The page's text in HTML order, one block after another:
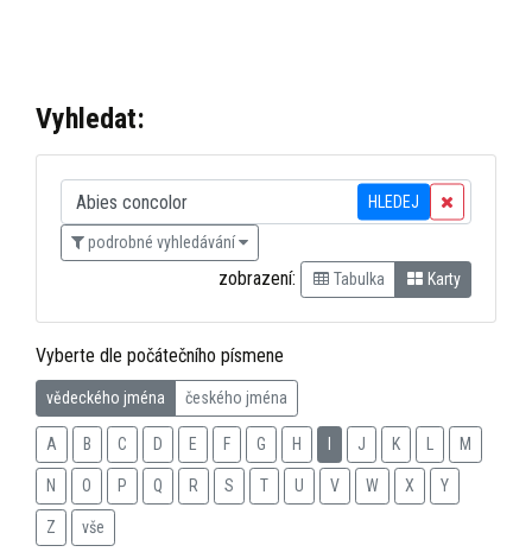
Vyhledat:
HLEDEJ
podrobné vyhledávání
zobrazení: Tabulka Karty
Vyberte dle počátečního písmene
vědeckého jména českého jména
A B C D E F G H J K M
N O P Q R S T U V W X Y
Z vše